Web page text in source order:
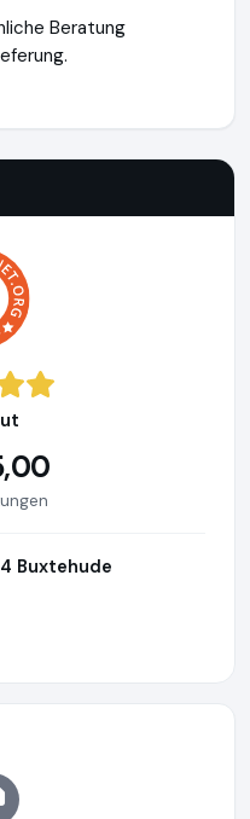
Beratung
Buxtehude